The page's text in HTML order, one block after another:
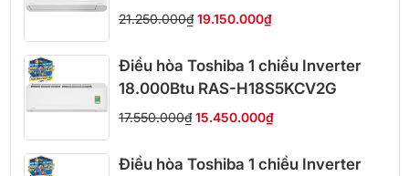
21.250.000₫ 19.150.000₫
Điều hòa Toshiba 1 chiều Inverter
18.000Btu RAS-H18S5KCV2G
17.550.000₫ 15.450.000₫
Điều hòa Toshiba 1 chiều Inverter